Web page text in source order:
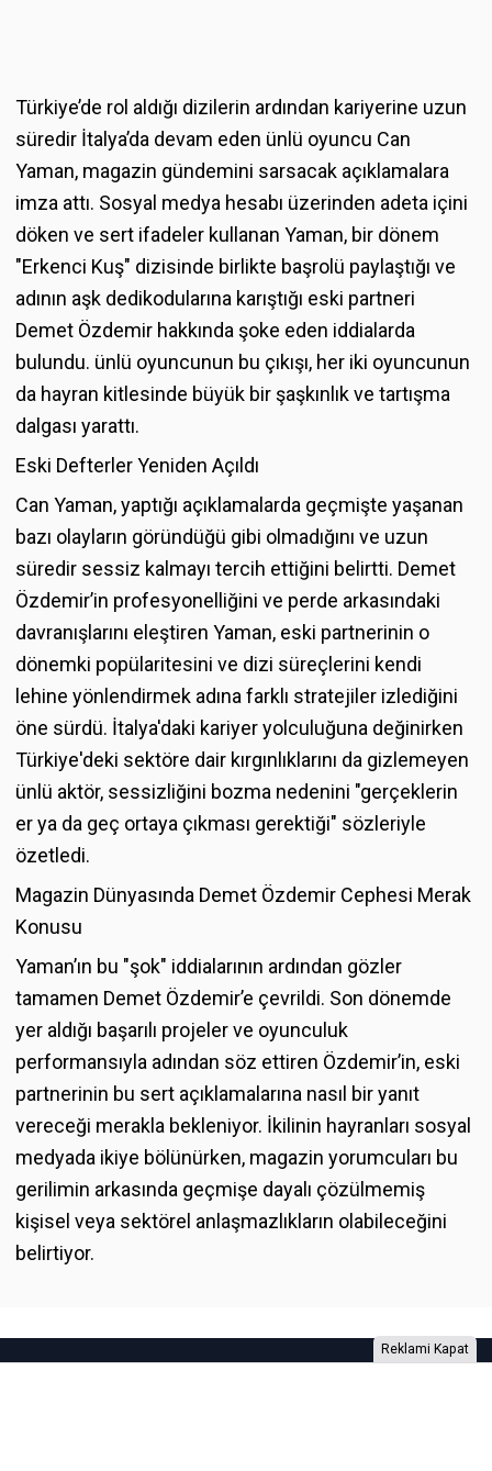
Türkiye’de rol aldığı dizilerin ardından kariyerine uzun
süredir İtalya’da devam eden ünlü oyuncu Can
Yaman, magazin gündemini sarsacak açıklamalara
imza attı. Sosyal medya hesabı üzerinden adeta içini
döken ve sert ifadeler kullanan Yaman, bir dönem
"Erkenci Kuş" dizisinde birlikte başrolü paylaştığı ve
adının aşk dedikodularına karıştığı eski partneri
Demet Özdemir hakkında şoke eden iddialarda
bulundu. ünlü oyuncunun bu çıkışı, her iki oyuncunun
da hayran kitlesinde büyük bir şaşkınlık ve tartışma
dalgası yarattı.
Eski Defterler Yeniden Açıldı
Can Yaman, yaptığı açıklamalarda geçmişte yaşanan
bazı olayların göründüğü gibi olmadığını ve uzun
süredir sessiz kalmayı tercih ettiğini belirtti. Demet
Özdemir’in profesyonelliğini ve perde arkasındaki
davranışlarını eleştiren Yaman, eski partnerinin o
dönemki popülaritesini ve dizi süreçlerini kendi
lehine yönlendirmek adına farklı stratejiler izlediğini
öne sürdü. İtalya'daki kariyer yolculuğuna değinirken
Türkiye'deki sektöre dair kırgınlıklarını da gizlemeyen
ünlü aktör, sessizliğini bozma nedenini "gerçeklerin
er ya da geç ortaya çıkması gerektiği" sözleriyle
özetledi.
Magazin Dünyasında Demet Özdemir Cephesi Merak
Konusu
Yaman’ın bu "şok" iddialarının ardından gözler
tamamen Demet Özdemir’e çevrildi. Son dönemde
yer aldığı başarılı projeler ve oyunculuk
performansıyla adından söz ettiren Özdemir’in, eski
partnerinin bu sert açıklamalarına nasıl bir yanıt
vereceği merakla bekleniyor. İkilinin hayranları sosyal
medyada ikiye bölünürken, magazin yorumcuları bu
gerilimin arkasında geçmişe dayalı çözülmemiş
kişisel veya sektörel anlaşmazlıkların olabileceğini
belirtiyor.
Reklami Kapat